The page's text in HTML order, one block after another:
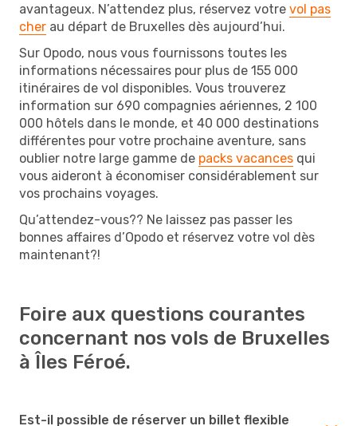
avantageux. N’attendez plus, réservez votre vol pas
cher au départ de Bruxelles dès aujourd’hui.
Sur Opodo, nous vous fournissons toutes les
informations nécessaires pour plus de 155 000
itinéraires de vol disponibles. Vous trouverez
information sur 690 compagnies aériennes, 2 100
000 hôtels dans le monde, et 40 000 destinations
différentes pour votre prochaine aventure, sans
oublier notre large gamme de packs vacances qui
vous aideront à économiser considérablement sur
vos prochains voyages.
Qu’attendez-vous?? Ne laissez pas passer les
bonnes affaires d’Opodo et réservez votre vol dès
maintenant?!
Foire aux questions courantes
concernant nos vols de Bruxelles
à Îles Féroé.
Est-il possible de réserver un billet flexible